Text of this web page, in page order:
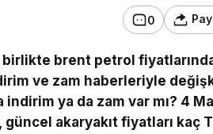
0
birlikte brent petrol
ve zam haberleriyle
indirim ya da zam var mı? 4
güncel akaryakıt fiyatları kaç